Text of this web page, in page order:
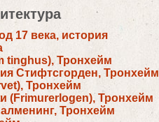
17 века, история
tinghus), Тронхейм
Стифтсгорден, Тронхейм
Тронхейм
(Frimurerlogen), Тронхейм
Тронхейм